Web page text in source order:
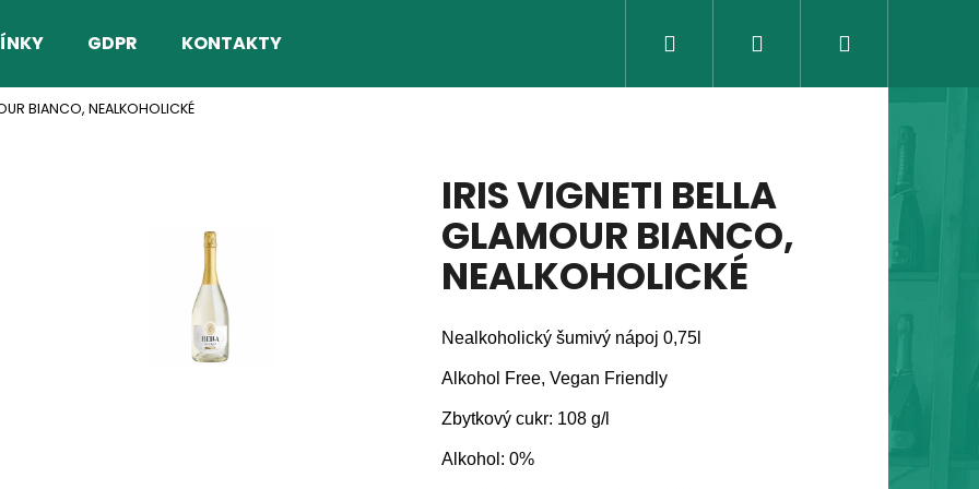
GDPR KONTAKTY Přihlášení
BIANCO, NEALKOHOLICKÉ
IRIS VIGNETI BELLA
GLAMOUR BIANCO,
NEALKOHOLICKÉ
Nealkoholický šumivý nápoj 0,75l
Alkohol Free, Vegan Friendly
Zbytkový cukr: 108 g/l
Alkohol: 0%
Co potřebujete najít?
Doporučujeme